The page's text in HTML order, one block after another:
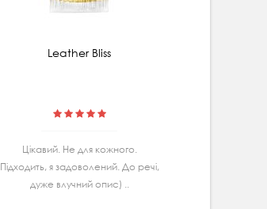
Leather Bliss
Цiкавий. Не для кожного.
Підходить, я задоволений. До речі,
дуже влучний опис) ..